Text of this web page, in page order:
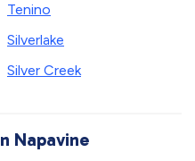
Tenino
Silverlake
Silver Creek
Napavine